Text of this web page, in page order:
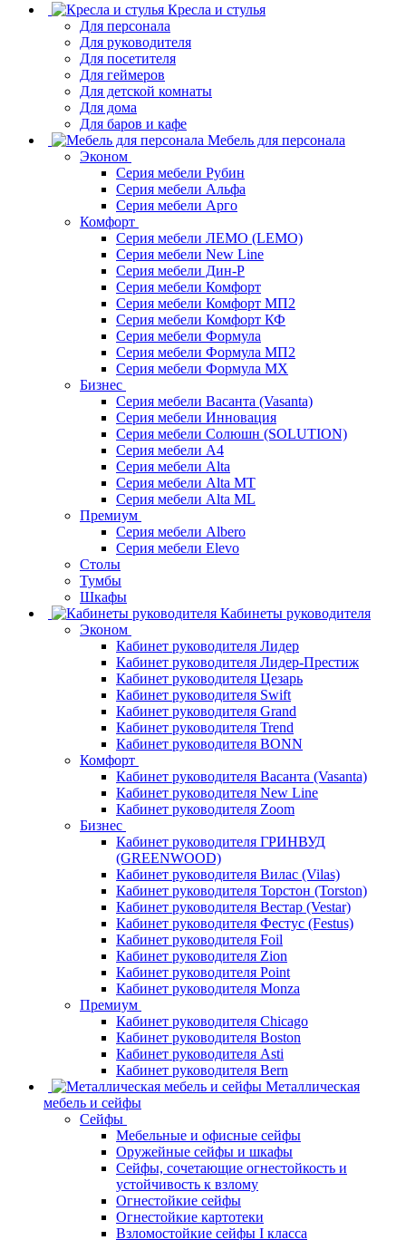
Кресла и стулья
Для персонала
Для руководителя
Для посетителя
Для геймеров
Для детской комнаты
Для дома
Для баров и кафе
Мебель для персонала
Эконом
Серия мебели Рубин
Серия мебели Альфа
Серия мебели Арго
Комфорт
Серия мебели ЛЕМО (LEMO)
Серия мебели New Line
Серия мебели Дин-Р
Серия мебели Комфорт
Серия мебели Комфорт МП2
Серия мебели Комфорт КФ
Серия мебели Формула
Серия мебели Формула МП2
Серия мебели Формула МХ
Бизнес
Серия мебели Васанта (Vasanta)
Серия мебели Инновация
Серия мебели Солюшн (SOLUTION)
Серия мебели A4
Серия мебели Alta
Серия мебели Alta MT
Серия мебели Alta ML
Премиум
Серия мебели Albero
Серия мебели Elevo
Столы
Тумбы
Шкафы
Кабинеты руководителя
Эконом
Кабинет руководителя Лидер
Кабинет руководителя Лидер-Престиж
Кабинет руководителя Цезарь
Кабинет руководителя Swift
Кабинет руководителя Grand
Кабинет руководителя Trend
Кабинет руководителя BONN
Комфорт
Кабинет руководителя Васанта (Vasanta)
Кабинет руководителя New Line
Кабинет руководителя Zoom
Бизнес
Кабинет руководителя ГРИНВУД
(GREENWOOD)
Кабинет руководителя Вилас (Vilas)
Кабинет руководителя Торстон (Torston)
Кабинет руководителя Вестар (Vestar)
Кабинет руководителя Фестус (Festus)
Кабинет руководителя Foil
Кабинет руководителя Zion
Кабинет руководителя Point
Кабинет руководителя Monza
Премиум
Кабинет руководителя Chicago
Кабинет руководителя Boston
Кабинет руководителя Asti
Кабинет руководителя Bern
Металлическая
мебель и сейфы
Сейфы
Мебельные и офисные сейфы
Оружейные сейфы и шкафы
Сейфы, сочетающие огнестойкость и
устойчивость к взлому
Огнестойкие сейфы
Огнестойкие картотеки
Взломостойкие сейфы I класса